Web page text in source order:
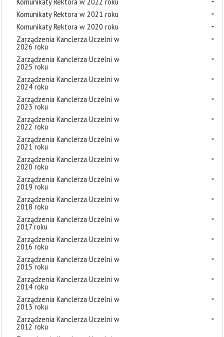
Komunikaty Rektora w 2021 roku
Komunikaty Rektora w 2020 roku
Zarządzenia Kanclerza Uczelni w
2026 roku
Zarządzenia Kanclerza Uczelni w
2025 roku
Zarządzenia Kanclerza Uczelni w
2024 roku
Zarządzenia Kanclerza Uczelni w
2023 roku
Zarządzenia Kanclerza Uczelni w
2022 roku
Zarządzenia Kanclerza Uczelni w
2021 roku
Zarządzenia Kanclerza Uczelni w
2020 roku
Zarządzenia Kanclerza Uczelni w
2019 roku
Zarządzenia Kanclerza Uczelni w
2018 roku
Zarządzenia Kanclerza Uczelni w
2017 roku
Zarządzenia Kanclerza Uczelni w
2016 roku
Zarządzenia Kanclerza Uczelni w
2015 roku
Zarządzenia Kanclerza Uczelni w
2014 roku
Zarządzenia Kanclerza Uczelni w
2013 roku
Zarządzenia Kanclerza Uczelni w
2012 roku